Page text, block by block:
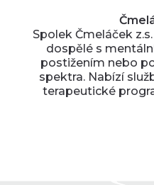
Spolek Čmeláček
dospělé s
postižením nebo
spektra. Nabízí
terapeutické